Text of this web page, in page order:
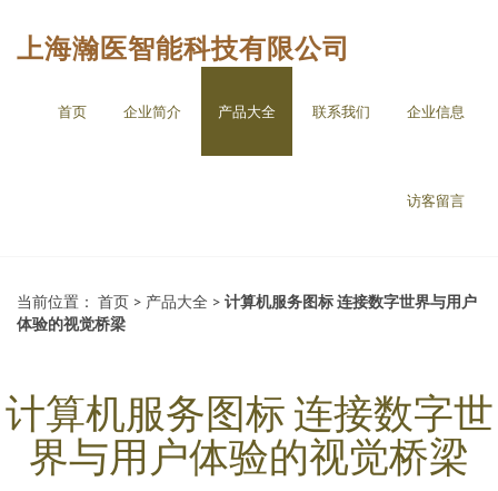
上海瀚医智能科技有限公司
首页 企业简介 产品大全 联系我们 企业信息
访客留言
当前位置： 首页 > 产品大全 > 计算机服务图标 连接数字世界与用户
体验的视觉桥梁
计算机服务图标 连接数字世
界与用户体验的视觉桥梁